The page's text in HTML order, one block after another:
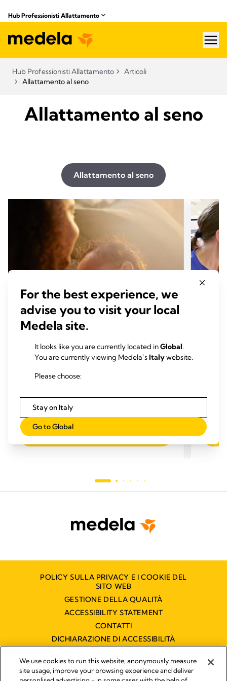
Hub Professionisti Allattamento​
Hub Professionisti Allattamento​
Articoli​
Allattamento al seno
Allattamento al seno
Allattamento al seno
ALLATTAMENTO AL SENO
Motivi della scarsa produzione di
latte
Leggi tutto
POLICY SULLA PRIVACY E I COOKIE DEL
SITO WEB
GESTIONE DELLA QUALITÀ
ACCESSIBILITY STATEMENT
CONTATTI
DICHIARAZIONE DI ACCESSIBILITÀ
Pubblicato da
For the best experience, we
advise you to visit your local
Medela site.
It looks like you are currently located inGlobal.
You are currently viewing Medela’sItalywebsite.
Please choose:
Stay on Italy
Go to Global
We use cookies to run this website, anonymously measure
site usage, improve your browsing experience and deliver